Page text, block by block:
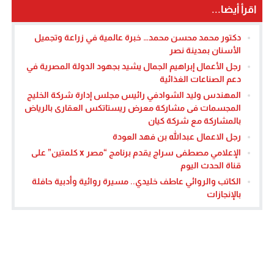
اقرأ أيضا...
دكتور محمد محسن محمد… خبرة عالمية في زراعة وتجميل
الأسنان بمدينة نصر
رجل الأعمال إبراهيم الجمال يشيد بجهود الدولة المصرية في
دعم الصناعات الغذائية
المهندس وليد الشوادفي رائيس مجلس إدارة شركة الخليج
المجسمات فى مشاركة معرض ريستاتكس العقارى بالرياض
بالمشاركة مع شركة كيان
رجل الاعمال عبدالله بن فهد العودة
الإعلامي مصطفى سراج يقدم برنامج “مصر x كلمتين” على
قناة الحدث اليوم
الكاتب والروائي عاطف خليدي.. مسيرة روائية وأدبية حافلة
بالإنجازات